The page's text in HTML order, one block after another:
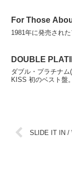
For Those
1981年に発売され
DOUBLE
ダブル・プラチナム
KISS 初のベスト盤。
SLIDE IT IN /